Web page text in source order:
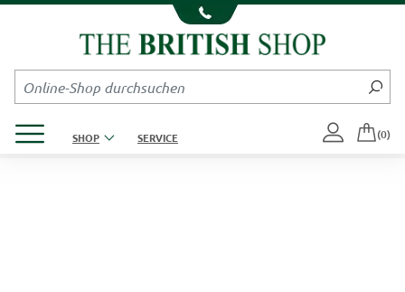
Kompletten Head der Seite überspringen
SHOP SERVICE (0)